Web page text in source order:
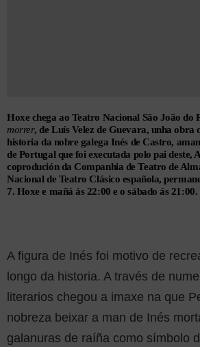
Hoxe chega ao Teatro Nacional São João do
morrer, de Luís Velez de Guevara, unha obra
historia da nobre galega Inés de Castro,
de Portugal que foi executada polo pai deste,
coprodución da Companhia de Teatro de
Nacional de Teatro Clásico española,
7. Hoxe e mañá ás 22:00 e o sábado ás 21:00.
A figura de Inés foi motivo de
longo da historia. A través de
literarios chegou a imaxe na que
nobreza beixar a man de Inés
galanuras de raíña como símbolo